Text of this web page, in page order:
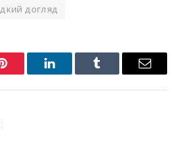
догляд
Pinterest LinkedInTumblr Email